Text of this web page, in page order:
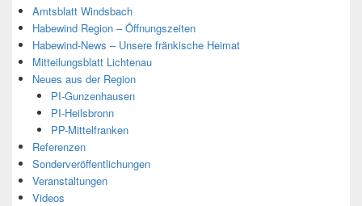
Amtsblatt Windsbach
Habewind Region – Öffnungszeiten
Habewind-News – Unsere fränkische Heimat
Mitteilungsblatt Lichtenau
Neues aus der Region
PI-Gunzenhausen
PI-Heilsbronn
PP-Mittelfranken
Referenzen
Sonderveröffentlichungen
Veranstaltungen
Videos